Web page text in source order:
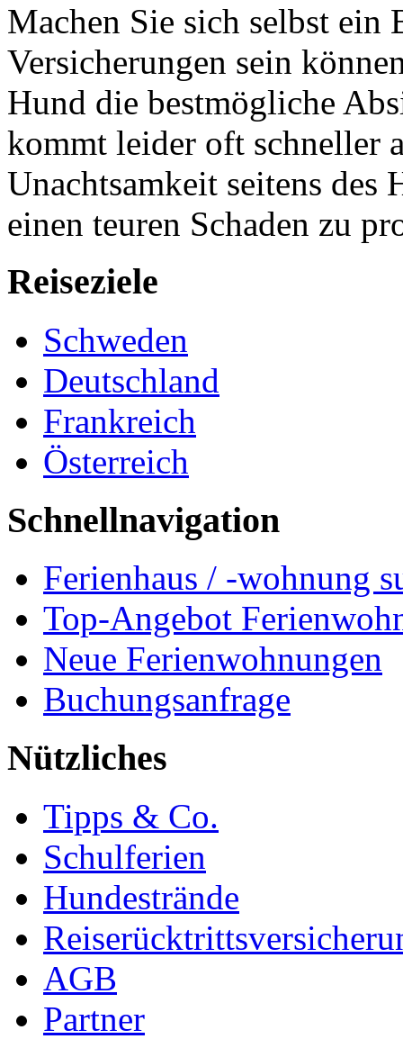
Machen Sie sich selbst
Versicherungen sein
Hund die bestmögliche
kommt leider oft schneller
Unachtsamkeit seitens des
einen teuren Schaden zu
Reiseziele
Schweden
Deutschland
Frankreich
Österreich
Schnellnavigation
Ferienhaus / -wohnung
Top-Angebot
Neue Ferienwohnungen
Buchungsanfrage
Nützliches
Tipps & Co.
Schulferien
Hundestrände
AGB
Partner